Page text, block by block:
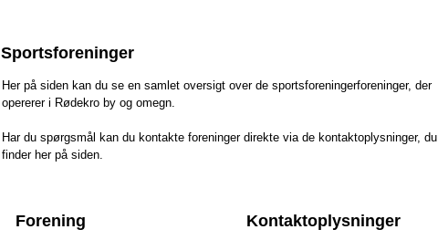
Sportsforeninger
Her på siden kan du se en samlet oversigt over de sportsforeningerforeninger, der
opererer i Rødekro by og omegn.
Har du spørgsmål kan du kontakte foreninger direkte via de kontaktoplysninger, du
finder her på siden.
Forening Kontaktoplysninger